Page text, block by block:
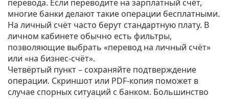
перевода. Если переводите на зарплатный счёт,
многие банки делают такие операции бесплатными.
На личный счёт часто берут стандартную плату. В
личном кабинете обычно есть фильтры,
позволяющие выбрать «перевод на личный счёт»
или «на бизнес‑счёт».
Четвёртый пункт – сохраняйте подтверждение
операции. Скриншот или PDF‑копия поможет в
случае спорных ситуаций с банком. Большинство